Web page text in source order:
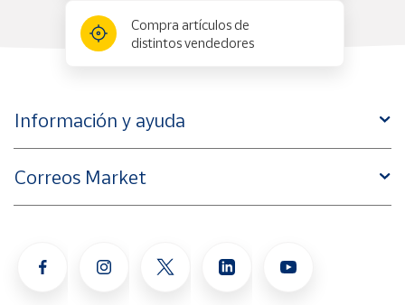
Compra artículos de
distintos vendedores
Información y ayuda
Correos Market